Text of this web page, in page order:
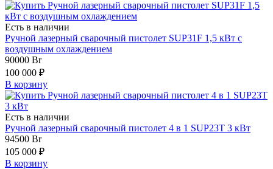
Есть в наличии
Ручной лазерный сварочный пистолет SUP31F 1,5 кВт с
воздушным охлаждением
90000 Br
100 000 ₽
В корзину
Есть в наличии
Ручной лазерный сварочный пистолет 4 в 1 SUP23T 3 кВт
94500 Br
105 000 ₽
В корзину